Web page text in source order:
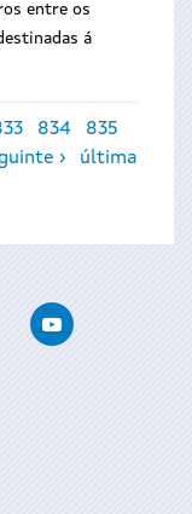
entre os
á
834
835
›
última
Youtube